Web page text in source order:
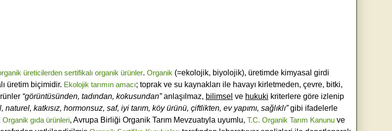
üreticilerden sertifikalı organik ürünler. Organik (=ekolojik, biyolojik), üretimde kimyasal girdi
üretim biçimidir. Ekolojik tarımın amacı; toprak ve su kaynakları ile havayı kirletmeden, çevre, bitki,
“görüntüsünden, tadından, kokusundan”anlaşılmaz, bilimsel ve hukuki kriterlere göre izlenip
naturel, katkısız, hormonsuz, saf, iyi tarım, köy ürünü, çiftlikten, ev yapımı, sağlıklı”gibi ifadelerle
Organik gıda ürünleri, Avrupa Birliği Organik Tarım Mevzuatıyla uyumlu, T.C. Organik Tarım Kanunuve